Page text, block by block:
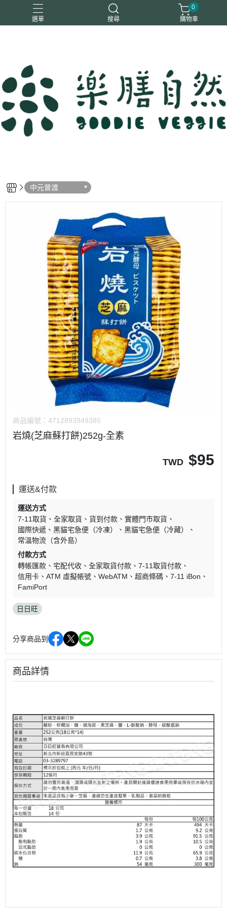
選單 搜尋
一樂鶴
0
購物車
中元普渡
商品編號： 4712893949385
岩燒(芝麻蘇打餅)252g-全素
TWD $95
運送&付款
運送方式
7-11取貨
全家取貨 貨到付款
實體門市取貨
國際快遞
黑貓宅急便（冷凍）
黑貓宅急便（冷藏）
常溫物流（含外島）
付款方式
轉帳匯款
宅配代收 全家取貨付款
7-11取貨付款
信用卡
ATM 虛擬帳號 WebATM 超商條碼
7-11 iBon
FamiPort
日日旺
分享商品到
商品詳情